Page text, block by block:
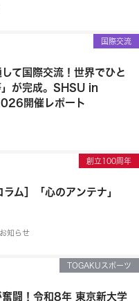
国際交流
て国際交流！世界でひと
が完成。SHSU in
開催レポート
創立100周年
ム］「心のアンテナ」
お知らせ
TOGAKUスポーツ
奮闘！令和8年 東京新大学